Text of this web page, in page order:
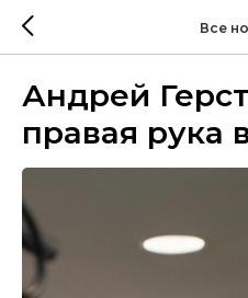
Все
Андрей
правая рука